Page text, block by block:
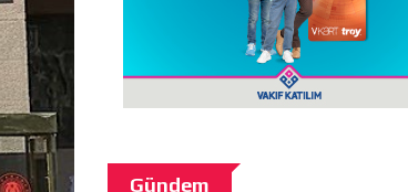
Gündem